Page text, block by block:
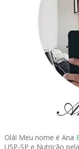
Olá! Meu nome é Ana
USP-SP e Nutrição